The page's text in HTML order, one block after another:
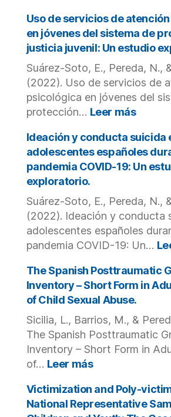
Cases?
A
Mixed-
Methods
Study.
Uso de servicios de
en jóvenes del sistema de
justicia juvenil: Un estudio
Suárez-Soto, E., Pereda, N.,
(2022). Uso de servicios de
psicológica en jóvenes del
protección… Leer más:
de
de
en
del
sistema
de
y
justicia
juvenil:
Un
Ideación y conducta suicida
adolescentes españoles
pandemia COVID-19: Un
exploratorio.
Suárez-Soto, E., Pereda, N.,
(2022). Ideación y conducta
adolescentes españoles
pandemia COVID-19: Un…
The Spanish Posttraumatic
Inventory – Short Form in
of Child Sexual Abuse.
Sicilia, L., Barrios, M., &
The Spanish Posttraumatic
Inventory – Short Form in
of… Leer más:
Spanish
Posttraumatic
Growth
Victimization and Poly-
National Representative